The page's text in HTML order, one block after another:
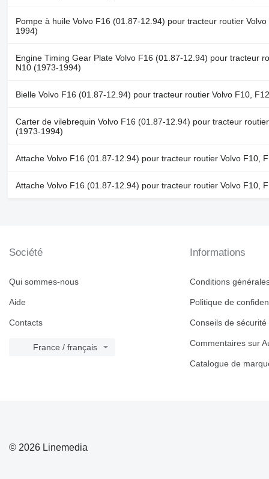
Pompe à huile Volvo F16 (01.87-12.94) pour tracteur routier
1994)
Engine Timing Gear Plate Volvo F16 (01.87-12.94) pour tracteur
N10 (1973-1994)
Bielle Volvo F16 (01.87-12.94) pour tracteur routier Volvo F10,
Carter de vilebrequin Volvo F16 (01.87-12.94) pour tracteur
(1973-1994)
Attache Volvo F16 (01.87-12.94) pour tracteur routier Volvo F10,
Attache Volvo F16 (01.87-12.94) pour tracteur routier Volvo F10,
Société
Qui sommes-nous
Aide
Contacts
France / français
Informations
Conditions
Politique de
Conseils de sécurité
Commentaires sur
Catalogue de
© 2026 Linemedia